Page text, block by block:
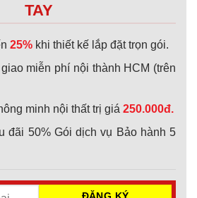
TAY
25% khi thiết kế lắp đặt trọn gói.
miễn phí nội thành HCM (trên
minh nội thất trị giá 250.000đ.
đãi 50% Gói dịch vụ Bảo hành 5